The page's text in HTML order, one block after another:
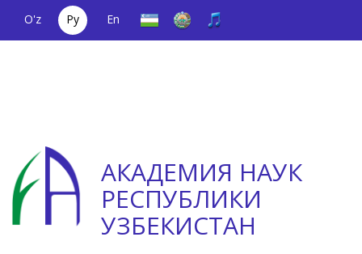
O'z Ру
En
АКАДЕМИЯ НАУК
РЕСПУБЛИКИ
УЗБЕКИСТАН